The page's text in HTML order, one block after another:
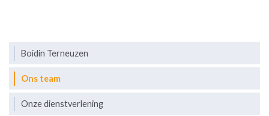
Boidin Terneuzen
Ons team
Onze dienstverlening